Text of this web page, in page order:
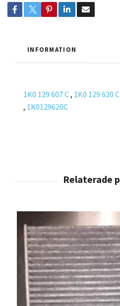
INFORMATION
1K0 129 607 C, 1K0 129 620 C
, 1K0129620C